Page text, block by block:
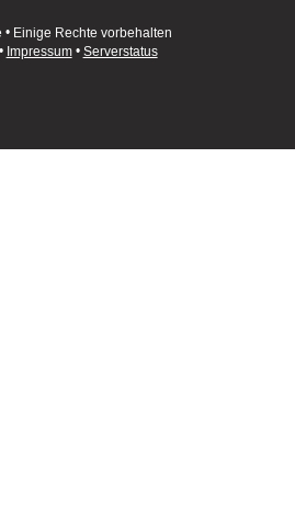
Einige Rechte vorbehalten
Impressum• Serverstatus